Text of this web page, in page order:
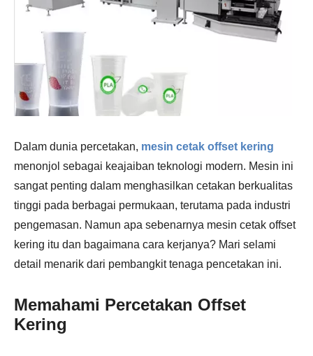
Dalam dunia percetakan, mesin cetak offset kering
menonjol sebagai keajaiban teknologi modern. Mesin ini
sangat penting dalam menghasilkan cetakan berkualitas
tinggi pada berbagai permukaan, terutama pada industri
pengemasan. Namun apa sebenarnya mesin cetak offset
kering itu dan bagaimana cara kerjanya? Mari selami
detail menarik dari pembangkit tenaga pencetakan ini.
Memahami Percetakan Offset
Kering